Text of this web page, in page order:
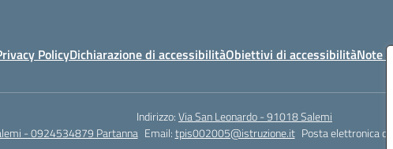
PolicyDichiarazione di accessibilitàObiettivi di accessibilitàNote
Indirizzo:Via San Leonardo - 91018 Salemi
- 0924534879 Partanna Email:tpis002005@istruzione.it Posta elettronica